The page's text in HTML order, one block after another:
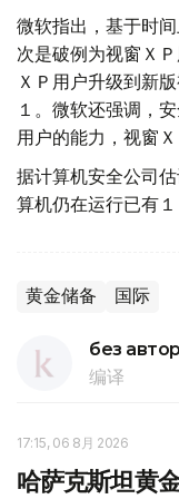
微软指出，基于时
次是破例为视窗Ｘ
ＸＰ用户升级到新
１。微软还强调，
用户的能力，视窗
据计算机安全公司
算机仍在运行已有
黄金储备 国际
без
编译
17:15, 06 8月 2026
哈萨克斯坦黄